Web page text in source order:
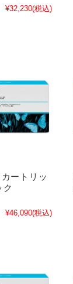
¥32,230(税込)
ートリッ
ク
¥46,090(税込)